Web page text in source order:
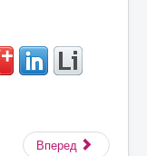
Вперед